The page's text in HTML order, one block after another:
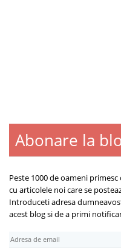
Abonare la
Peste 1000 de oameni
cu articolele noi care se
Introduceti adresa
acest blog si de a primi
A